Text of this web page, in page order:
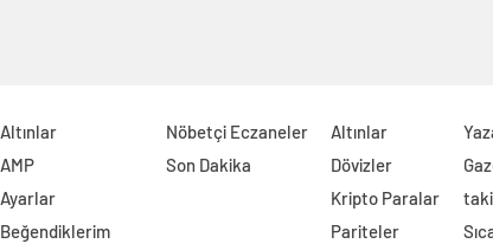
Altınlar
AMP
Ayarlar
Beğendiklerim
Nöbetçi Eczaneler
Son Dakika
Altınlar
Dövizler
Kripto Paralar
Pariteler